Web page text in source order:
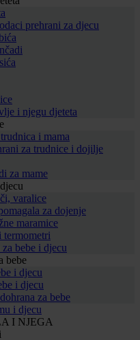
prehrani za djecu
i njegu djeteta
i mama
za trudnice i dojilje
za mame
varalice
za dojenje
maramice
bebe i djecu
bebe
i djecu
i djecu
za bebe
i djecu
I NJEGA